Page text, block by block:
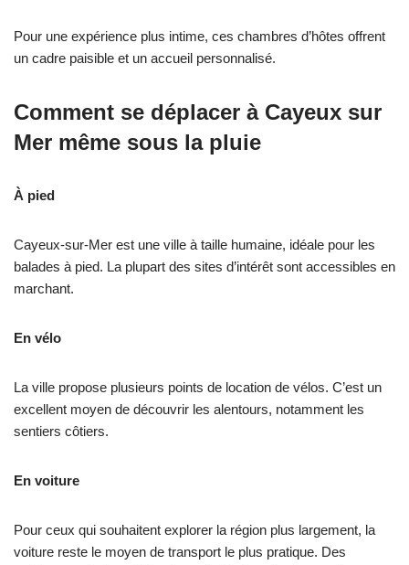
Pour une expérience plus intime, ces chambres d’hôtes offrent
un cadre paisible et un accueil personnalisé.
Comment se déplacer à Cayeux sur
Mer même sous la pluie
À pied
Cayeux-sur-Mer est une ville à taille humaine, idéale pour les
balades à pied. La plupart des sites d’intérêt sont accessibles en
marchant.
En vélo
La ville propose plusieurs points de location de vélos. C’est un
excellent moyen de découvrir les alentours, notamment les
sentiers côtiers.
En voiture
Pour ceux qui souhaitent explorer la région plus largement, la
voiture reste le moyen de transport le plus pratique. Des